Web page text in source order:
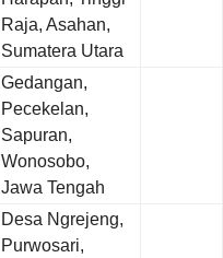
Raja, Asahan,
Sumatera Utara
Gedangan,
Pecekelan,
Sapuran,
Wonosobo,
Jawa Tengah
Desa Ngrejeng,
Purwosari,